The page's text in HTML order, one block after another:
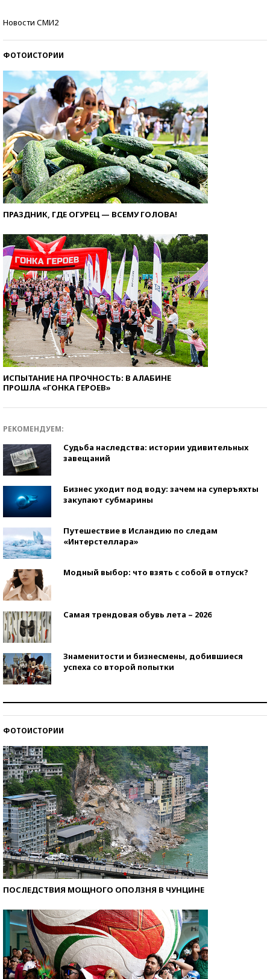
Новости СМИ2
ФОТОИСТОРИИ
ПРАЗДНИК, ГДЕ ОГУРЕЦ — ВСЕМУ ГОЛОВА!
ИСПЫТАНИЕ НА ПРОЧНОСТЬ: В АЛАБИНЕ
ПРОШЛА «ГОНКА ГЕРОЕВ»
РЕКОМЕНДУЕМ:
Судьба наследства: истории удивительных
завещаний
Бизнес уходит под воду: зачем на суперъяхты
закупают субмарины
Путешествие в Исландию по следам
«Интерстеллара»
Модный выбор: что взять с собой в отпуск?
Самая трендовая обувь лета – 2026
Знаменитости и бизнесмены, добившиеся
успеха со второй попытки
ФОТОИСТОРИИ
ПОСЛЕДСТВИЯ МОЩНОГО ОПОЛЗНЯ В ЧУНЦИНЕ